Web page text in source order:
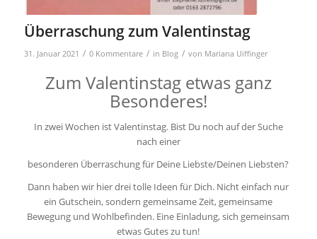
Überraschung zum Valentinstag
31. Januar 2021 / 0 Kommentare / in Blog / von Mariana Uiffinger
Zum Valentinstag etwas ganz
Besonderes!
In zwei Wochen ist Valentinstag. Bist Du noch auf der Suche
nach einer
besonderen Überraschung für Deine Liebste/Deinen Liebsten?
Dann haben wir hier drei tolle Ideen für Dich. Nicht einfach nur
ein Gutschein, sondern gemeinsame Zeit, gemeinsame
Bewegung und Wohlbefinden. Eine Einladung, sich gemeinsam
etwas Gutes zu tun!